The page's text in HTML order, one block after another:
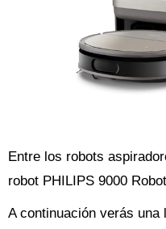
Entre los robots
robot PHILIPS 9000
A continuación verás